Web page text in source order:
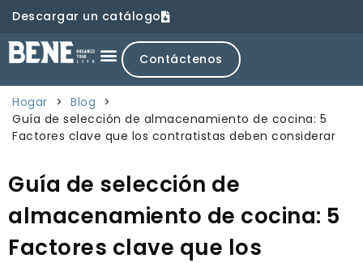
Descargar un catálogo
Contáctenos
Hogar > Blog >
Guía de selección de almacenamiento de cocina: 5
Factores clave que los contratistas deben considerar
Guía de selección de
almacenamiento de cocina: 5
Factores clave que los